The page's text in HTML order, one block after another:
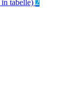
tabelle) 2